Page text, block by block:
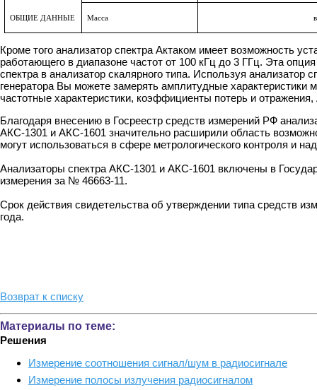
ОБЩИЕ ДАННЫЕ Масса
Кроме того анализатор спектра Актаком имеет возможность
работающего в диапазоне частот от 100 кГц до 3 ГГц. Эта
спектра в анализатор скалярного типа. Используя анализатор
генератора Вы можете замерять амплитудные характеристики
частотные характеристики, коэффициенты потерь и
Благодаря внесению в Госреестр средств измерений РФ
АКС-1301 и АКС-1601 значительно расширили область
могут использоваться в сфере метрологического контроля и
Анализаторы спектра АКС-1301 и АКС-1601 включены в
измерения за № 46663-11.
Срок действия свидетельства об утверждении типа средств
года.
Возврат к списку
Материалы по теме:
Решения
Измерение соотношения сигнал/шум в радиосигнале
Измерение полосы излучения радиосигналом